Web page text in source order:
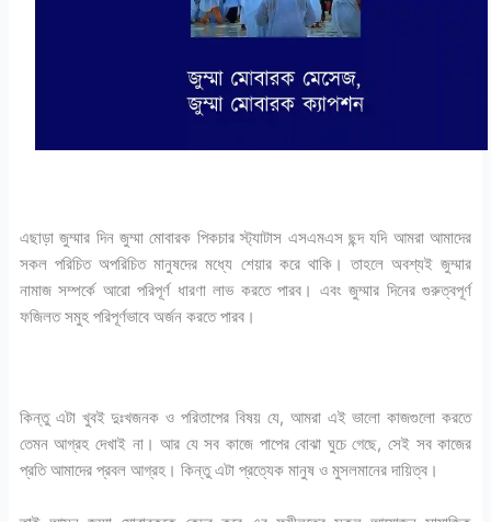
এছাড়া জুম্মার দিন জুম্মা মোবারক পিকচার স্ট্যাটাস এসএমএস ছন্দ যদি আমরা আমাদের
সকল পরিচিত অপরিচিত মানুষদের মধ্যে শেয়ার করে থাকি। তাহলে অবশ্যই জুম্মার
নামাজ সম্পর্কে আরো পরিপূর্ণ ধারণা লাভ করতে পারব। এবং জুম্মার দিনের গুরুত্বপূর্ণ
ফজিলত সমুহ পরিপূর্ণভাবে অর্জন করতে পারব।
কিন্তু এটা খুবই দুঃখজনক ও পরিতাপের বিষয় যে, আমরা এই ভালো কাজগুলো করতে
তেমন আগ্রহ দেখাই না। আর যে সব কাজে পাপের বোঝা ঘুচে গেছে, সেই সব কাজের
প্রতি আমাদের প্রবল আগ্রহ। কিন্তু এটা প্রত্যেক মানুষ ও মুসলমানের দায়িত্ব।